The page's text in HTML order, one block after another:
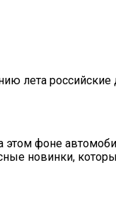
лета
этом фоне
новинки,